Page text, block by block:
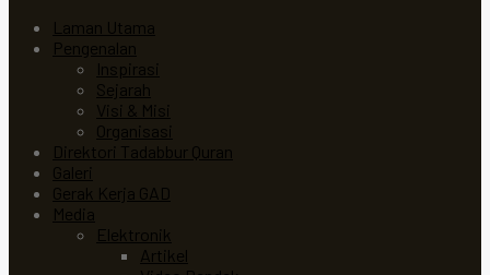
Laman Utama
Pengenalan
Inspirasi
Sejarah
Visi & Misi
Organisasi
Direktori Tadabbur Quran
Galeri
Gerak Kerja GAD
Media
Elektronik
Artikel